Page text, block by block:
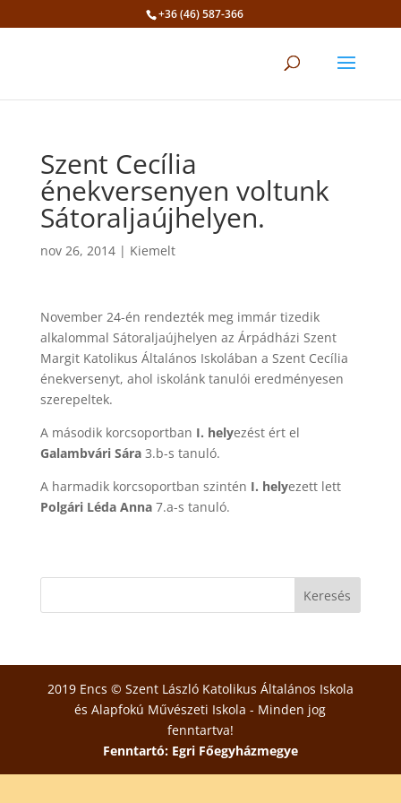
+36 (46) 587-366
Szent Cecília
énekversenyen voltunk
Sátoraljaújhelyen.
nov 26, 2014| Kiemelt
November 24-én rendezték meg immár tizedik
alkalommal Sátoraljaújhelyen az Árpádházi Szent
Margit Katolikus Általános Iskolában a Szent Cecília
énekversenyt, ahol iskolánk tanulói eredményesen
szerepeltek.
A második korcsoportban I. helyezést ért el
Galambvári Sára3.b-s tanuló.
A harmadik korcsoportban szintén I. helyezett lett
Polgári Léda Anna7.a-s tanuló.
2019 Encs © Szent László Katolikus Általános Iskola
és Alapfokú Művészeti Iskola - Minden jog
fenntartva!
Fenntartó: Egri Főegyházmegye